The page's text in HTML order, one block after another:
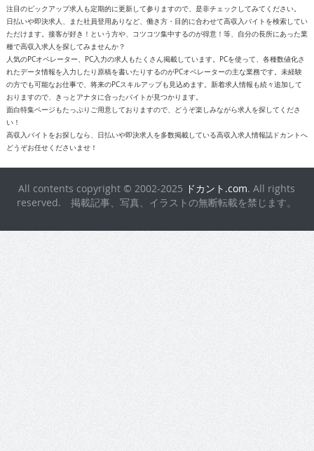
人気のPCオペレーター、PC入力の求人もたくさん掲載しています。PCを使って、各種数値化さ
れたデータ情報を入力したり原稿を書いたりするのがPCオペレーターの主な業務です。未経験
の方でも可能なお仕事で、将来のPCスキルアップも見込めます。新着求人情報も続々追加して
おりますので、きっとアナタに合ったバイトが見つかります。
面白特集ページもたっぷりご用意しておりますので、どうぞ楽しみながら求人を探してくださ
い！
高収入バイトをお探しなら、日払いや即決求人を多数掲載している高収入求人情報誌ドカントへ
どうぞお任せくださいませ！
All contents copyright © 2002-2025ドカント.com. All rights
reserved. 掲載記事、写真、イラストの無断転載を禁じます。